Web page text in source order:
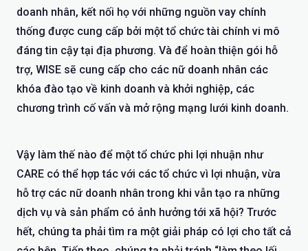
doanh nhân, kết nối họ với những nguồn vay chính
thống được cung cấp bởi một tổ chức tài chính vi mô
đáng tin cậy tại địa phương. Và để hoàn thiện gói hỗ
trợ, WISE sẽ cung cấp cho các nữ doanh nhân các
khóa đào tạo về kinh doanh và khởi nghiệp, các
chương trình cố vấn và mở rộng mạng lưới kinh doanh.
Vậy làm thế nào để một tổ chức phi lợi nhuận như
CARE có thể hợp tác với các tổ chức vì lợi nhuận, vừa
hỗ trợ các nữ doanh nhân trong khi vẫn tạo ra những
dịch vụ và sản phẩm có ảnh hưởng tới xã hội? Trước
hết, chúng ta phải tìm ra một giải pháp có lợi cho tất cả